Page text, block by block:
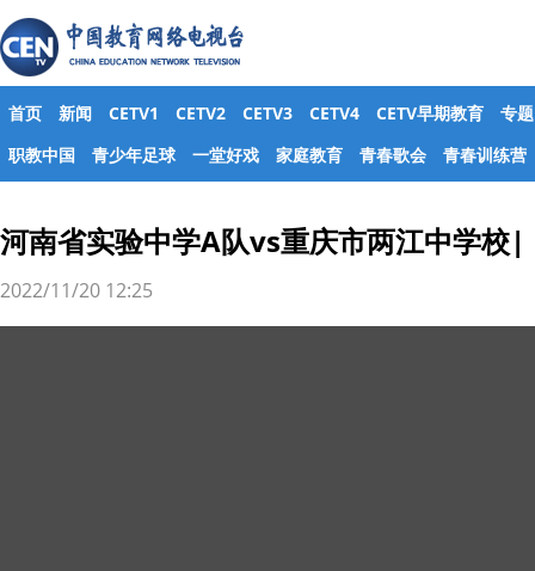
首页 新闻 CETV1 CETV2 CETV3 CETV4 CETV早期教育
专题
职教中国
青少年足球 一堂好戏 家庭教育 青春歌会 青春训练营
河南省实验中学A队vs重庆市两江中学校
2022/11/20 12:25